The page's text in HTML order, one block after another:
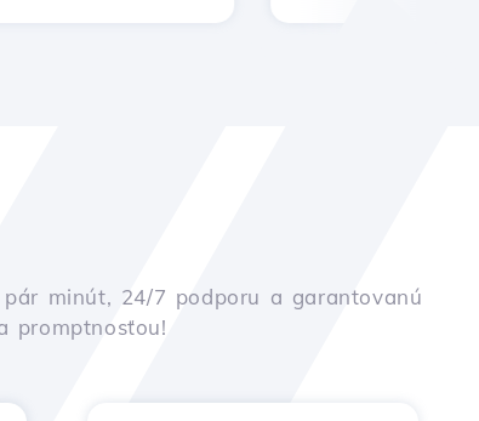
minút, 24/7 podporu a garantovanú
promptnosťou!